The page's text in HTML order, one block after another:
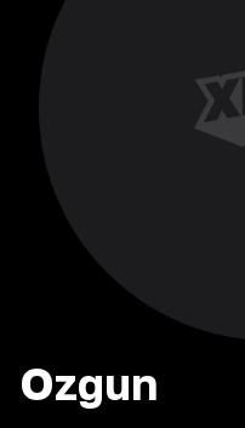
Ozgun